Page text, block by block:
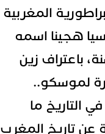
المغربية
هجينا اسمه
بالكاد قبل 60 سنة، باعتراف زين
لموسكو..
التاريخ ما
تاريخ المغرب